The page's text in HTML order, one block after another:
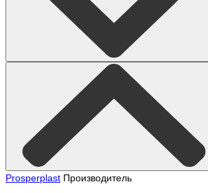
Prosperplast Производитель